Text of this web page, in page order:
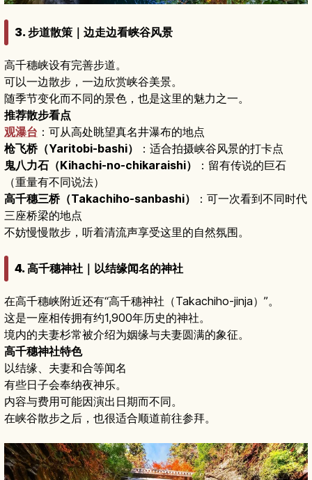
3. 步道散策｜边走边看峡谷风景
高千穗峡设有完善步道。
可以一边散步，一边欣赏峡谷美景。
随季节变化而不同的景色，也是这里的魅力之一。
推荐散步看点
观瀑台 ：可从高处眺望真名井瀑布的地点
枪飞桥（Yaritobi-bashi）
：适合拍摄峡谷风景的打卡点
鬼八力石（Kihachi-no-chikaraishi）
：留有传说的巨石
（重量有不同说法）
高千穗三桥（Takachiho-sanbashi）
：可一次看到不同时代
三座桥梁的地点
不妨慢慢散步，听着清流声享受这里的自然氛围。
4. 高千穗神社｜以结缘闻名的神社
在高千穗峡附近还有“高千穗神社（Takachiho-jinja）”。
这是一座相传拥有约1,900年历史的神社。
境内的夫妻杉常被介绍为姻缘与夫妻圆满的象征。
高千穗神社特色
以结缘、夫妻和合等闻名
有些日子会奉纳夜神乐。
内容与费用可能因演出日期而不同。
在峡谷散步之后，也很适合顺道前往参拜。